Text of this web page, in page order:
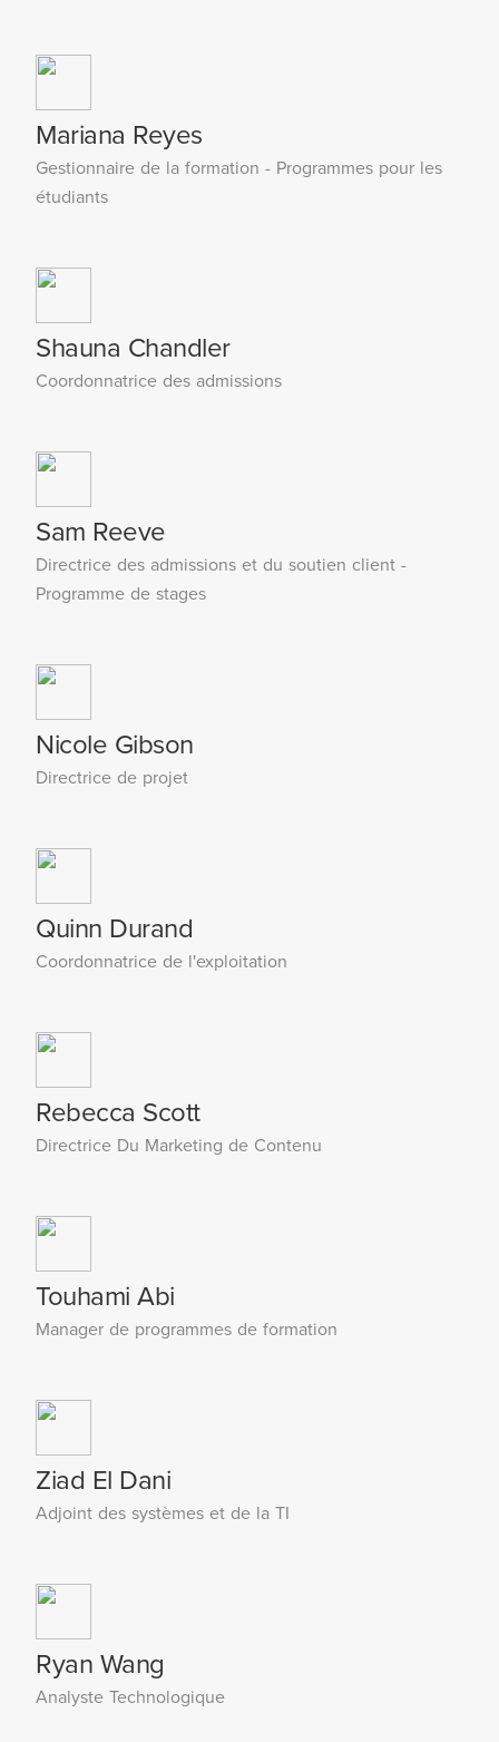
Mariana Reyes
Gestionnaire de la formation - Programmes pour les
étudiants
Shauna Chandler
Coordonnatrice des admissions
Sam Reeve
Directrice des admissions et du soutien client -
Programme de stages
Nicole Gibson
Directrice de projet
Quinn Durand
Coordonnatrice de l'exploitation
Rebecca Scott
Directrice Du Marketing de Contenu
Touhami Abi
Manager de programmes de formation
Ziad El Dani
Adjoint des systèmes et de la TI
Ryan Wang
Analyste Technologique